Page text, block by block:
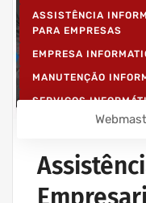
ASSISTÊNCIA
PARA EMPRESAS
EMPRESA
MANUTENÇÃO
SERVIÇOS